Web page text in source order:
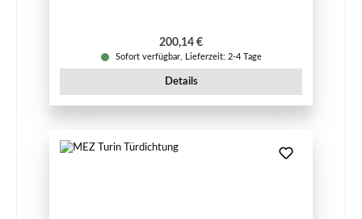
Regulärer Preis:
200,14 €
Sofort verfügbar, Lieferzeit: 2-4 Tage
Details